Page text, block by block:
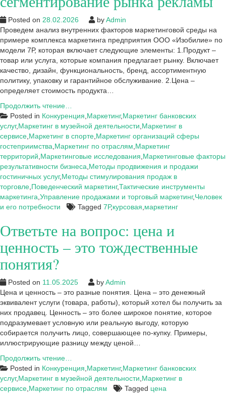
Posted on 28.02.2026 byAdmin
Проведем анализ внутренних факторов маркетинговой среды на
примере комплекса маркетинга предприятия ООО «Изобилие» по
модели 7Р, которая включает следующие элементы: 1.Продукт –
товар или услуга, которые компания предлагает рынку. Включает
качество, дизайн, функциональность, бренд, ассортиментную
политику, упаковку и гарантийное обслуживание. 2.Цена –
определяет стоимость продукта…
Продолжить чтение…
комплекса
маркетинга
компании
ООО
«Изобилие»
и
сегментирование
рынка
рекламы
Posted in Конкуренция Маркетинг,Маркетинг банковских
услуг,Маркетинг в музейной деятельности Маркетинг в
сервисе Маркетинг в спорте Маркетинг организаций сферы
гостеприимства Маркетинг по отраслям Маркетинг
территорий Маркетинговые исследования Маркетинговые факторы
результативности бизнеса Методы продвижения и продажи
гостиничных услуг,Методы стимулирования продаж в
торговле Поведенческий маркетинг,Тактические инструменты
маркетинга Управление продажами и торговый маркетинг,Человек
и его потребности
Tagged 7Р,курсовая маркетинг
Ответьте на вопрос: цена и
ценность – это тождественные
понятия?
Posted on 11.05.2025 byAdmin
Цена и ценность – это разные понятия. Цена – это денежный
эквивалент услуги (товара, работы), который хотел бы получить за
них продавец. Ценность – это более широкое понятие, которое
подразумевает условную или реальную выгоду, которую
собирается получить лицо, совершающее по-купку. Примеры,
иллюстрирующие разницу между ценой…
Продолжить чтение…
на
вопрос:
цена
Posted in Конкуренция Маркетинг,Маркетинг банковских
услуг,Маркетинг в музейной деятельности Маркетинг в
сервисе Маркетинг по отраслям Tagged цена